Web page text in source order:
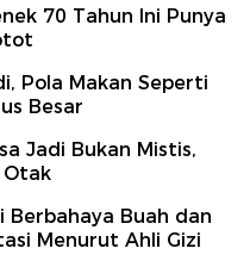
70 Tahun Ini Punya
Pola Makan Seperti
Besar
Jadi Bukan Mistis,
Otak
Berbahaya Buah dan
Menurut Ahli Gizi